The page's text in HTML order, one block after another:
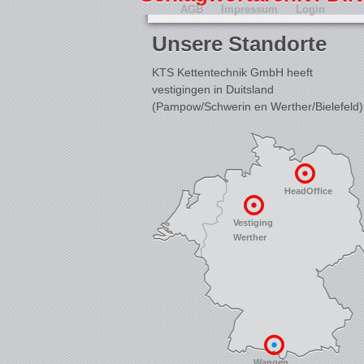
Unsere Standorte
KTS Kettentechnik GmbH heeft
vestigingen in Duitsland
(Pampow/Schwerin en Werther/
HeadOffice
Vestiging
Werther
AGB Impressum Login